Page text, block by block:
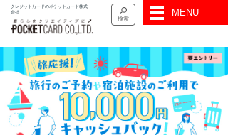
クレジットカードのポケットカード株式
会社
MENU
検索